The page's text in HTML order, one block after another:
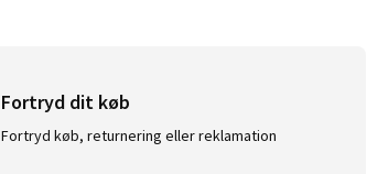
Fortryd dit køb
Fortryd køb, returnering eller reklamation